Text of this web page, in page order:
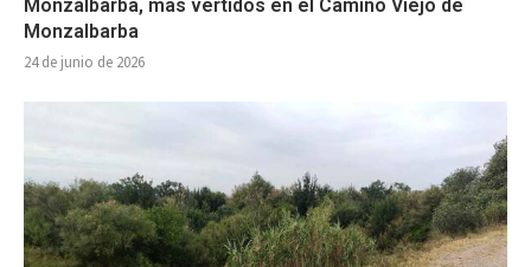
Monzalbarba, mas vertidos en el Camino Viejo de
Monzalbarba
24 de junio de 2026